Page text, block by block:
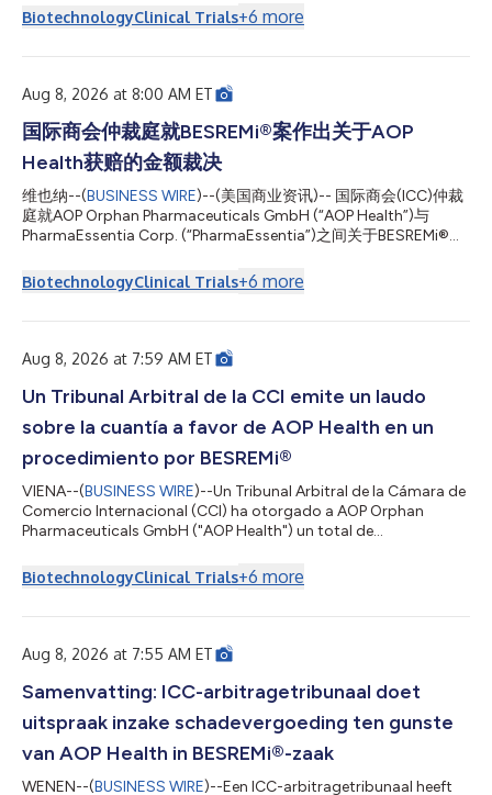
(“PharmaEssentia”) riguardante BESREMi® (ropeginterferone
alfa-2b). Il risarcimento quantifica le rivendicazioni dei danni di
ordina il pagamento a AOP Health di ci...
BiotechnologyClinical Trials+6 more
Aug 8, 2026 at 8:00 AM ET
国际商会仲裁庭就BESREMi®案作出关于AOP
Health获赔的金额裁决
维也纳--(BUSINESS WIRE)--(美国商业资讯)-- 国际商会(ICC)仲裁
庭就AOP Orphan Pharmaceuticals GmbH (“AOP Health”)与
PharmaEssentia Corp. (“PharmaEssentia”)之间关于BESREMi®
裁定AOP Health获得总计约1.12亿欧元赔偿。该裁决将AOP Health
因PharmaEssentia故意违约而提出的损害赔偿请求金额确定为约
PharmaEssentia定价过高而多付的款项的补偿。仲裁庭由此确
认，PharmaEssentia在上述年份中向AOP Health收取的费用存在
高达900%的超额加价。仲裁庭还确认，AOP Health有权将其欠付
的AOP Health损害赔偿请求进行有效抵销...
BiotechnologyClinical Trials+6 more
Aug 8, 2026 at 7:59 AM ET
Un Tribunal Arbitral de la CCI emite un laudo
sobre la cuantía a favor de AOP Health en un
procedimiento por BESREMi®
VIENA--(BUSINESS WIRE)--Un Tribunal Arbitral de la Cámara de
Comercio Internacional (CCI) ha otorgado a AOP Orphan
Pharmaceuticals GmbH ("AOP Health") un total de
cuantía emitido en el procedimiento arbitral en curso con
PharmaEssentia Corp. ("PharmaEssentia") en relación con
incumplimientos intencionados de PharmaEssentia...
BiotechnologyClinical Trials+6 more
Aug 8, 2026 at 7:55 AM ET
Samenvatting: ICC-arbitragetribunaal doet
uitspraak inzake schadevergoeding ten gunste
van AOP Health in BESREMi®-zaak
WENEN--(BUSINESS WIRE)--Een ICC-arbitragetribunaal heeft